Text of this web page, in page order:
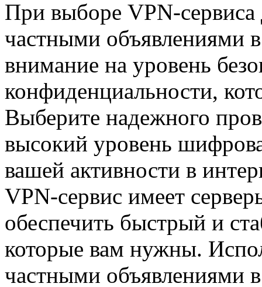
При выборе VPN-сервиса
частными объявлениями
внимание на уровень
конфиденциальности,
Выберите надежного
высокий уровень
вашей активности в
VPN-сервис имеет
обеспечить быстрый и
которые вам нужны.
частными объявлениями